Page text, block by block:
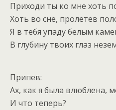
Приходи ты ко мне хоть
Хоть во сне, пролетев
Я в тебя упаду белым
В глубину твоих глаз
Припев:
Ах, как я была влюблена,
И что теперь?